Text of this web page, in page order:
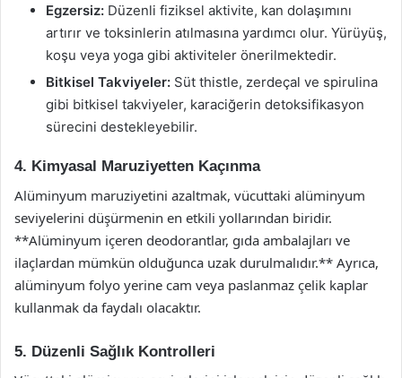
Egzersiz: Düzenli fiziksel aktivite, kan dolaşımını
artırır ve toksinlerin atılmasına yardımcı olur. Yürüyüş,
koşu veya yoga gibi aktiviteler önerilmektedir.
Bitkisel Takviyeler: Süt thistle, zerdeçal ve spirulina
gibi bitkisel takviyeler, karaciğerin detoksifikasyon
sürecini destekleyebilir.
4. Kimyasal Maruziyetten Kaçınma
Alüminyum maruziyetini azaltmak, vücuttaki alüminyum
seviyelerini düşürmenin en etkili yollarından biridir.
**Alüminyum içeren deodorantlar, gıda ambalajları ve
ilaçlardan mümkün olduğunca uzak durulmalıdır.** Ayrıca,
alüminyum folyo yerine cam veya paslanmaz çelik kaplar
kullanmak da faydalı olacaktır.
5. Düzenli Sağlık Kontrolleri